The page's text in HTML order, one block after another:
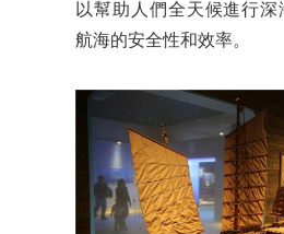
以幫助人們全天候進行深
航海的安全性和效率。